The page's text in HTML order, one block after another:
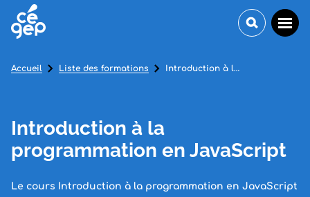
Introduction à la
programmation en JavaScript
Le cours Introduction à la programmation en JavaScript
Accueil Liste des formations Introduction à la programmation en JavaScript